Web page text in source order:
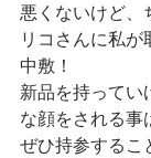
悪くないけど、
リコさんに私
中敷！
新品を持ってい
な顔をされる事
ぜひ持参するこ